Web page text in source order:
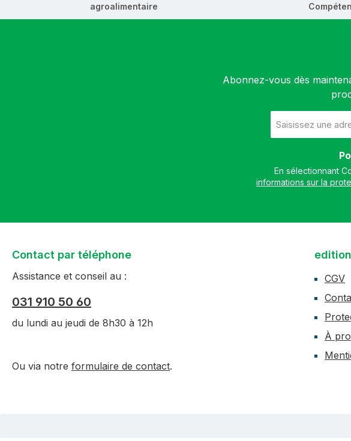
agroalimentaire
Abonnez-vous dès
e-
mail
informations sur la
Contact par téléphone
Assistance et conseil au :
031 910 50 60
du lundi au jeudi de 8h30 à 12h
Ou via notre formulaire de contact.
CGV
À